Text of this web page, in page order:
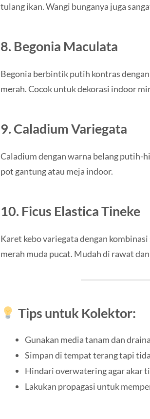
tulang ikan. Wangi bunganya juga
8. Begonia Maculata
Begonia berbintik putih kontras
merah. Cocok untuk dekorasi indoor
9. Caladium Variegata
Caladium dengan warna belang putih-
pot gantung atau meja indoor.
10. Ficus Elastica Tineke
Karet kebo variegata dengan kombinasi
merah muda pucat. Mudah di rawat
Tips untuk Kolektor:
Gunakan media tanam dan
Simpan di tempat terang tapi
Hindari overwatering agar akar
Lakukan propagasi untuk